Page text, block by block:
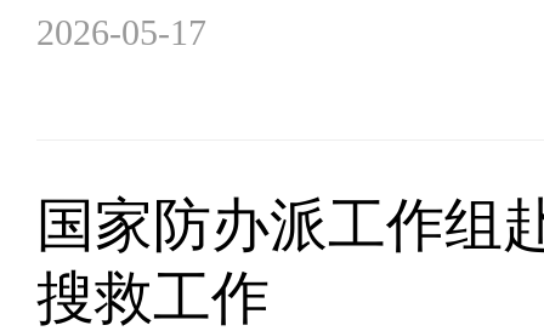
2026-05-17
国家防办派工作组
搜救工作